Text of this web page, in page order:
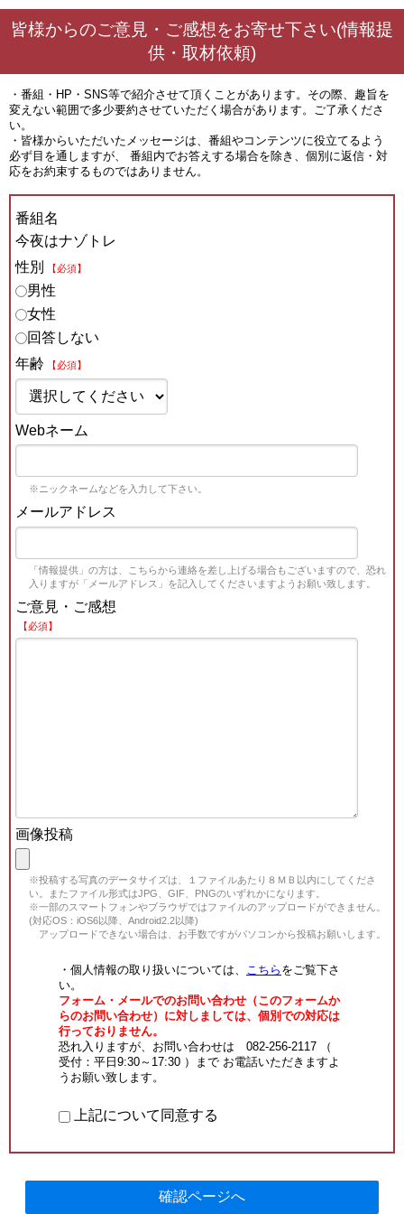
皆様からのご意見・ご感想をお寄せ下さい(情報提
供・取材依頼)
・番組・HP・SNS等で紹介させて頂くことがあります。その際、趣旨を
変えない範囲で多少要約させていただく場合があります。ご了承くださ
い。
・皆様からいただいたメッセージは、番組やコンテンツに役立てるよう
必ず目を通しますが、 番組内でお答えする場合を除き、個別に返信・対
応をお約束するものではありません。
番組名
今夜はナゾトレ
性別
【必須】
男性
女性
回答しない
年齢
【必須】
Webネーム
※ニックネームなどを入力して下さい。
メールアドレス
「情報提供」の方は、こちらから連絡を差し上げる場合もございますので、恐れ
入りますが「メールアドレス」を記入してくださいますようお願い致します。
ご意見・ご感想
【必須】
画像投稿
※投稿する写真のデータサイズは、１ファイルあたり８ＭＢ以内にしてくださ
い。またファイル形式はJPG、GIF、PNGのいずれかになります。
※一部のスマートフォンやブラウザではファイルのアップロードができません。
(対応OS：iOS6以降、Android2.2以降)
アップロードできない場合は、お手数ですがパソコンから投稿お願いします。
・個人情報の取り扱いについては、 こちら をご覧下さ
い。
フォーム・メールでのお問い合わせ（このフォームか
らのお問い合わせ）に対しましては、個別での対応は
行っておりません。
恐れ入りますが、お問い合わせは 082-256-2117 （
受付：平日9:30～17:30 ）まで お電話いただきますよ
うお願い致します。
上記について同意する
確認ページへ